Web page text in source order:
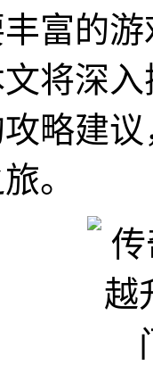
富的
将深
略建
。